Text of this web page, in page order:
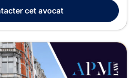
Divorce, Dommage Corporel
Pén...
cet avocat